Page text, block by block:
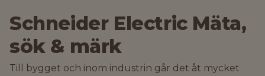
Schneider Electric Mäta,
sök & märk
Till bygget och inom industrin går det åt mycket